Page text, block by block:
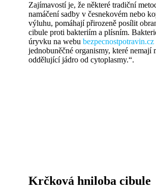
Zajímavostí je, že některé tradiční
namáčení sadby v česnekovém nebo
výluhu, pomáhají přirozeně posílit
cibule proti bakteriím a plísním.
úryvku na webu bezpecnostpotravin.cz
jednobuněčné organismy, které nemají
oddělující jádro od cytoplasmy.“.
Krčková hniloba cibule